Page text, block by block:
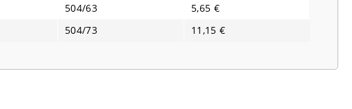
504/63
5,65 €
504/73 11,15 €